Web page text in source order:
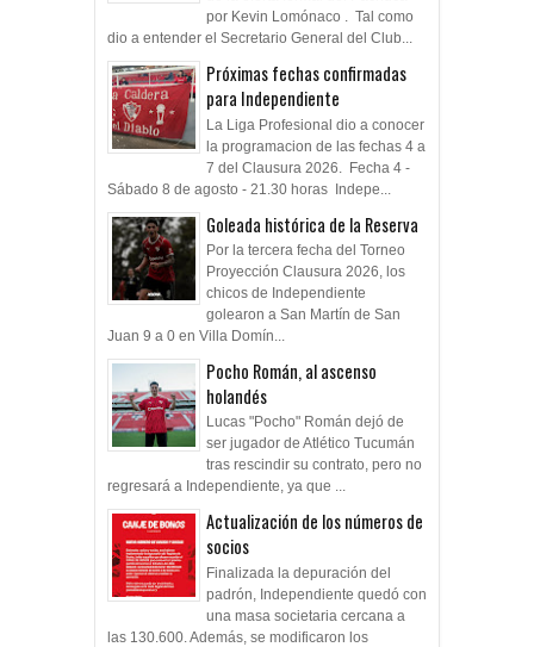
por Kevin Lomónaco . Tal como
dio a entender el Secretario General del Club...
Próximas fechas confirmadas
para Independiente
La Liga Profesional dio a conocer
la programacion de las fechas 4 a
7 del Clausura 2026. Fecha 4 -
Sábado 8 de agosto - 21.30 horas Indepe...
Goleada histórica de la Reserva
Por la tercera fecha del Torneo
Proyección Clausura 2026, los
chicos de Independiente
golearon a San Martín de San
Juan 9 a 0 en Villa Domín...
Pocho Román, al ascenso
holandés
Lucas "Pocho" Román dejó de
ser jugador de Atlético Tucumán
tras rescindir su contrato, pero no
regresará a Independiente, ya que ...
Actualización de los números de
socios
Finalizada la depuración del
padrón, Independiente quedó con
una masa societaria cercana a
las 130.600. Además, se modificaron los